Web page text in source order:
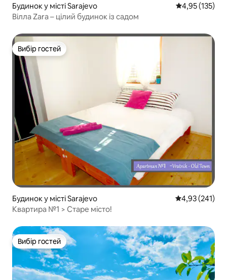
Будинок у місті Sarajevo Середня
4,95 (135)
Вілла Zara – цілий будинок із садом
Вибір гостей
Вибір гостей
Будинок у місті Sarajevo Середня
4,93 (241)
Квартира №1 > Старе місто!
Вибір гостей
Вибір гостей